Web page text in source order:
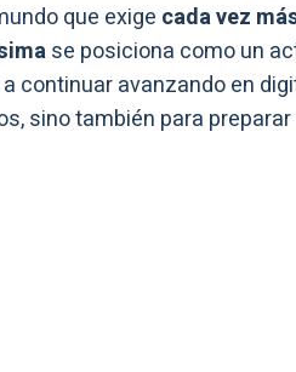
que exige cada vez
se posiciona como un
continuar avanzando en
sino también para